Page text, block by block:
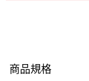
商品規格